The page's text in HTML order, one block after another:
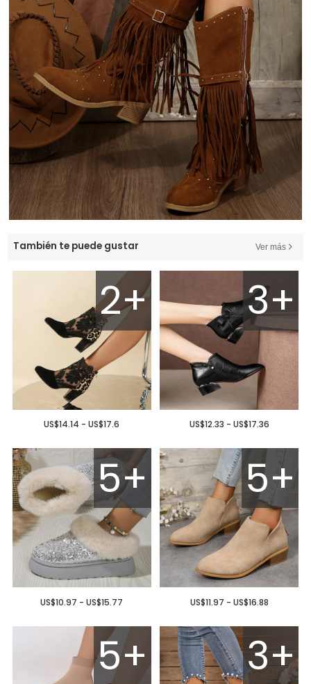
También te puede gustar Ver más
2+
US$14.14 - US$17.6
3+
US$12.33 - US$17.36
5+
US$10.97 - US$15.77
5+
US$11.97 - US$16.88
5+ 3+